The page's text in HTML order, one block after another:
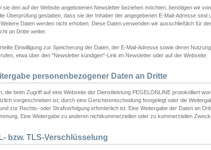
sie den auf der Website angebotenen Newsletter beziehen möchten, benötigen wir
Überprüfung gestatten, dass sie der Inhaber der angegebenen E-Mail-Adresse
Daten werden nicht erhoben. Diese Daten verwenden wir ausschließlich für
an Dritte weiter.
Einwilligung zur Speicherung der Daten, der E-Mail-Adresse sowie deren
etwa über den "Newsletter kündigen"-Link im Newsletter oder auf der Webseite.
personenbezogener Daten an Dritte
die beim Zugriff auf eine Webseite der Dienstleistung PEGELONLINE protokolliert
vorgeschrieben ist, durch eine Gerichtsentscheidung festgelegt oder die
zur Rechts- oder Strafverfolgung erforderlich ist. Eine Weitergabe der Daten an
Eine Weitergabe zu anderen nichtkommerziellen oder zu kommerziellen
bzw. TLS-Verschlüsselung